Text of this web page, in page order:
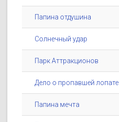
Папина отдушина
Солнечный удар
Парк Аттракционов
Дело о пропавшей лопате
Папина мечта